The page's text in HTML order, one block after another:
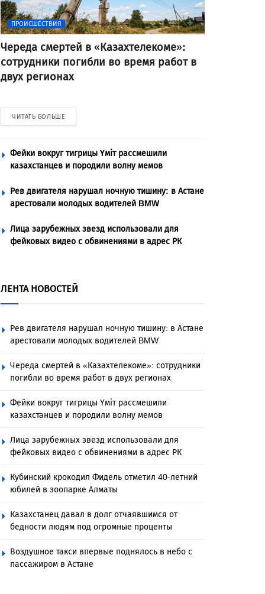
ПРОИСШЕСТВИЯ
Череда смертей в «Казахтелекоме»:
сотрудники погибли во время работ в
двух регионах
ЧИТАТЬ БОЛЬШЕ
Фейки вокруг тигрицы Үміт рассмешили
казахстанцев и породили волну мемов
Рев двигателя нарушал ночную тишину: в Астане
арестовали молодых водителей BMW
Лица зарубежных звезд использовали для
фейковых видео с обвинениями в адрес РК
ЛЕНТА НОВОСТЕЙ
Рев двигателя нарушал ночную тишину: в Астане
арестовали молодых водителей BMW
Череда смертей в «Казахтелекоме»: сотрудники
погибли во время работ в двух регионах
Фейки вокруг тигрицы Үміт рассмешили
казахстанцев и породили волну мемов
Лица зарубежных звезд использовали для
фейковых видео с обвинениями в адрес РК
Кубинский крокодил Фидель отметил 40-летний
юбилей в зоопарке Алматы
Казахстанец давал в долг отчаявшимся от
бедности людям под огромные проценты
Воздушное такси впервые поднялось в небо с
пассажиром в Астане